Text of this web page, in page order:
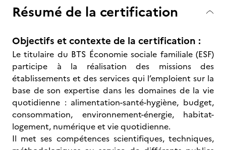
Résumé de la certification
Objectifs et contexte de la certification :
Le titulaire du BTS Économie sociale familiale (ESF)
participe à la réalisation des missions des
établissements et des services qui l’emploient sur la
base de son expertise dans les domaines de la vie
quotidienne : alimentation-santé-hygiène, budget,
consommation, environnement-énergie, habitat-
logement, numérique et vie quotidienne.
Il met ses compétences scientifiques, techniques,